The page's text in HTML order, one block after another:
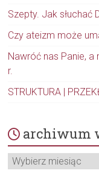
Szepty. Jak słuchać
Czy ateizm może
Nawróć nas Panie,
r.
STRUKTURA |
archiwum
archiwum
wpisów